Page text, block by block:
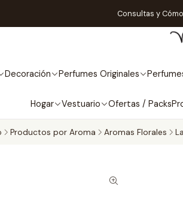
Decoración Perfumes Originales
Hogar Vestuario Ofertas / Packs
Consultas y
Productos por Aroma Aromas Florales